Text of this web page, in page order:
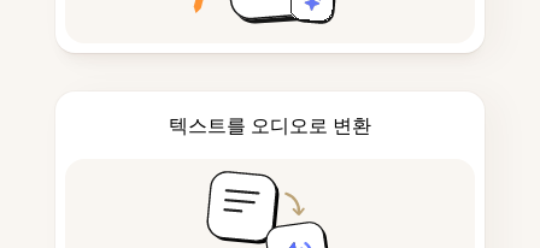
텍스트를 오디오로 변환